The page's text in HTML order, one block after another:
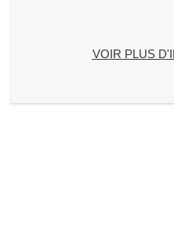
VOIR PLUS